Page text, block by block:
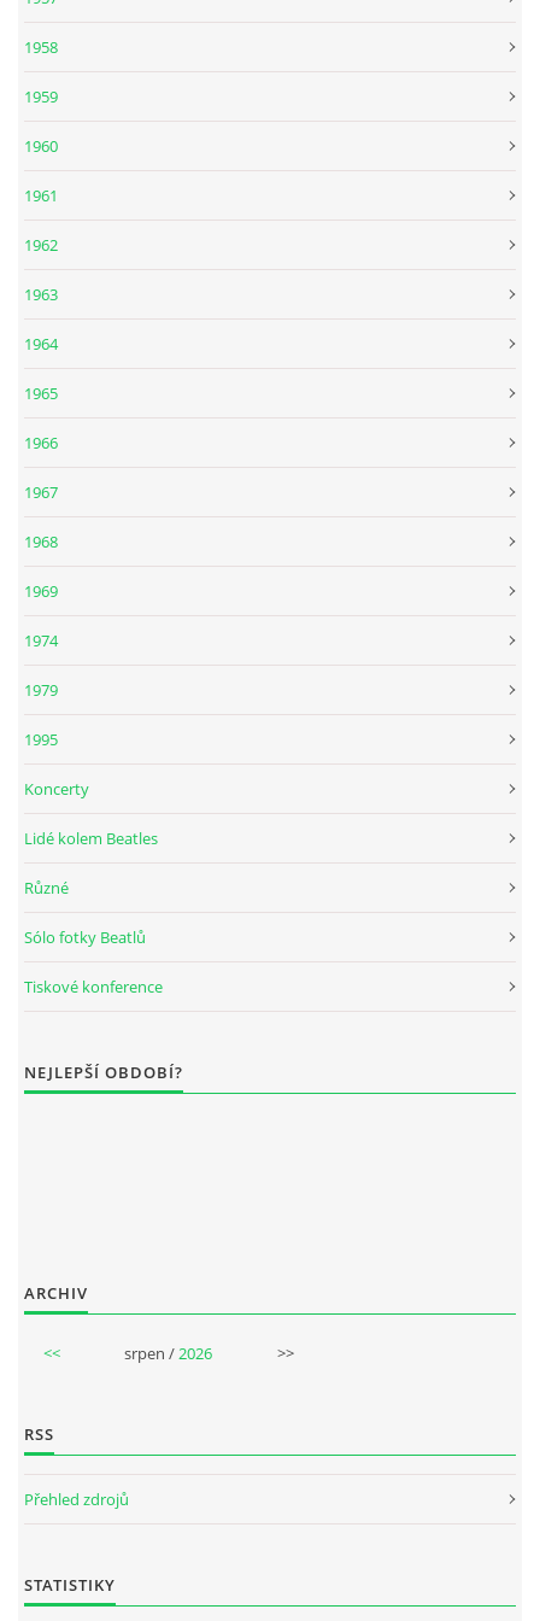
DISKOGRAFIE - EP II
DISKOGRAFIE - ALBA ŘADOVÁ
DISKOGRAFIE - ALBA RARITY
DISKOGRAFIE - BOOTLEGY I
DISKOGRAFIE - BOOTLEGY III
DISKOGRAFIE - BOOTLEGY IV
DISKOGRAFIE - BOOTLEGY V
DISKOGRAFIE - BOOTLEGY VI
NAHRÁVACÍ FREKVENCE
JOHN LENNON - ALBA
1958
1959
1960
1961
1962
1963
1964
1965
1966
1967
1968
1969
1974
1979
1995
Koncerty
Lidé kolem Beatles
Různé
Sólo fotky Beatlů
Tiskové konference
NEJLEPŠÍ OBDOBÍ?
ARCHIV
<< srpen /2026 >>
RSS
Přehled zdrojů
STATISTIKY